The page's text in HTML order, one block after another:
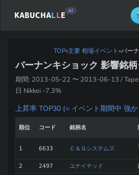
KABUCHALLE AI
TOP»主要 相場イベント»バー
バーナンキショック 影響銘
期間: 2013-05-22 〜 2013-06-13 /
日 Nikkei -7.3%
上昇率 TOP30 (= イベント期間中 強
順位 コード 銘柄名
1 6633 Ｃ＆Ｇシステムズ
2 2497 ユナイテッド